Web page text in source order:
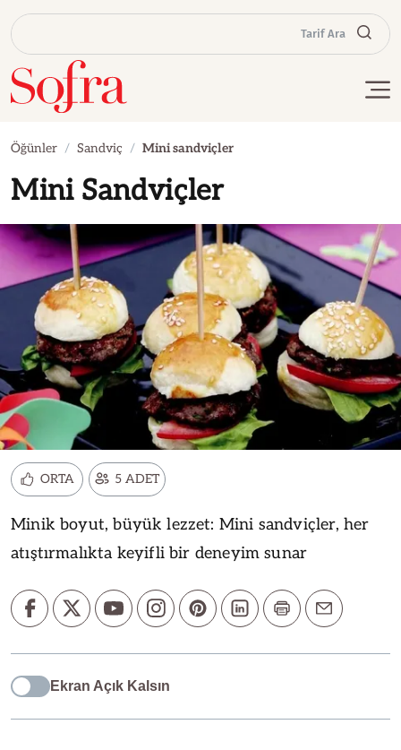
Tarif Ara
Öğünler Sandviç Mini sandviçler
Mini Sandviçler
ORTA 5 ADET
Minik boyut, büyük lezzet: Mini sandviçler, her
atıştırmalıkta keyifli bir deneyim sunar
Ekran Açık Kalsın